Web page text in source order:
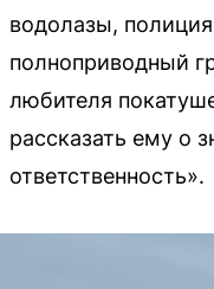
водолазы,
полноприводный
любителя
рассказать ему о
ответственность».